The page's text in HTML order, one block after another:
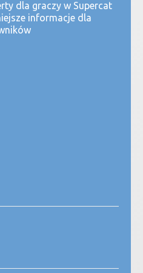
dla graczy w Supercat
informacje dla